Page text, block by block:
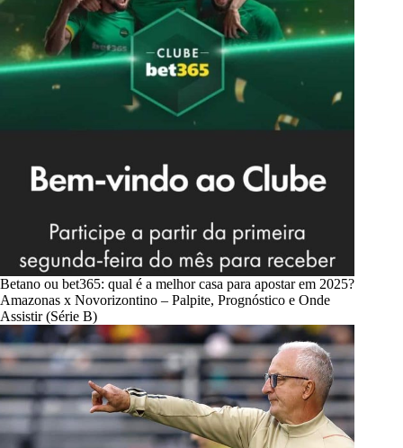
Betano ou bet365: qual é a melhor casa para apostar em 2025?
Amazonas x Novorizontino – Palpite, Prognóstico e Onde
Assistir (Série B)